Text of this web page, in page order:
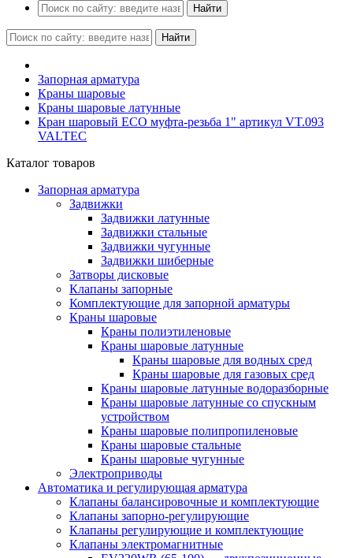
Найти
Найти
Запорная арматура
Краны шаровые
Краны шаровые латунные
Кран шаровый ECO муфта-резьба 1" артикул VT.093
VALTEC
Каталог товаров
Запорная арматура
Задвижки
Задвижки латунные
Задвижки стальные
Задвижки чугунные
Задвижки шиберные
Затворы дисковые
Клапаны запорные
Комплектующие для запорной арматуры
Краны шаровые
Краны полиэтиленовые
Краны шаровые латунные
Краны шаровые для водных сред
Краны шаровые для газовых сред
Краны шаровые латунные водоразборные
Краны шаровые латунные со спускным
устройством
Краны шаровые полипропиленовые
Краны шаровые стальные
Краны шаровые чугунные
Электроприводы
Автоматика и регулирующая арматура
Клапаны балансировочные и комплектующие
Клапаны запорно-регулирующие
Клапаны регулирующие и комплектующие
Клапаны электромагнитные